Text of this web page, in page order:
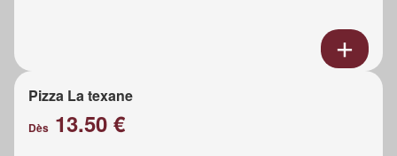
Pizza La texane
Dès 13.50 €